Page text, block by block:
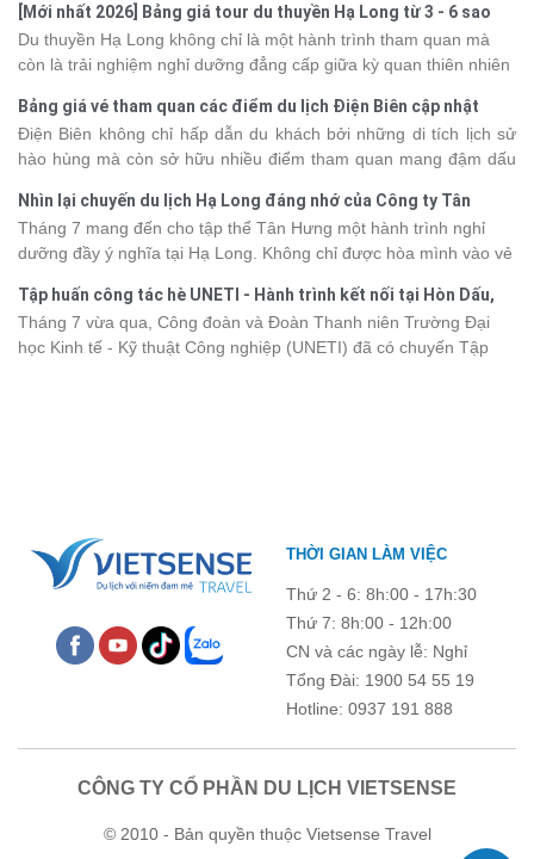
phút giây đồng hành bên nhau, tất cả đã tạo nên một chuyến đi
tràn đầy cảm xúc và dấu ấn khó quên.
[Mới nhất 2026] Bảng giá tour du thuyền Hạ Long từ 3 - 6 sao
Du thuyền Hạ Long không chỉ là một hành trình tham quan mà
còn là trải nghiệm nghỉ dưỡng đẳng cấp giữa kỳ quan thiên nhiên
khác nhau, khiến nhiều du khách băn khoăn khi lựa chọn. Bài viết
dưới đây sẽ cập nhật bảng giá tour du thuyền Hạ Long mới nhất
2026 từ 3 - 6 sao, giúp bạn dễ dàng so sánh và tìm được hành
trình phù hợp với nhu cầu cũng như ngân sách.
Bảng giá vé tham quan các điểm du lịch Điện Biên cập nhật
2026
Điện Biên không chỉ hấp dẫn du khách bởi những di tích lịch sử
hào hùng mà còn sở hữu nhiều điểm tham quan mang đậm dấu
phá vùng đất này, việc cập nhật trước giá vé sẽ giúp bạn chủ
động hơn trong lịch trình và chi phí. Cùng Vietsense Travel tham
khảo bảng giá vé tham quan các điểm du lịch Điện Biênmới nhất
năm 2026 ngay dưới đây.
Nhìn lại chuyến du lịch Hạ Long đáng nhớ của Công ty Tân
Hưng 2026
Tháng 7 mang đến cho tập thể Tân Hưng một hành trình nghỉ
dưỡng đầy ý nghĩa tại Hạ Long. Không chỉ được hòa mình vào vẻ
kết, sẻ chia và lưu giữ nhiều khoảnh khắc đáng nhớ. Hãy cùng
nhìn lại chuyến đi ngập tràn niềm vui và những trải nghiệm khó
quên.
Tập huấn công tác hè UNETI - Hành trình kết nối tại Hòn Dấu,
Đồ Sơn
Tháng 7 vừa qua, Công đoàn và Đoàn Thanh niên Trường Đại
học Kinh tế - Kỹ thuật Công nghiệp (UNETI) đã có chuyến Tập
THỜI GIAN LÀM VIỆC
Thứ 2 - 6: 8h:00 - 17h:30
Thứ 7: 8h:00 - 12h:00
CN và các ngày lễ: Nghỉ
Tổng Đài: 1900 54 55 19
Hotline: 0937 191 888
CÔNG TY CỔ PHẦN DU LỊCH VIETSENSE
© 2010 - Bản quyền thuộc Vietsense Travel